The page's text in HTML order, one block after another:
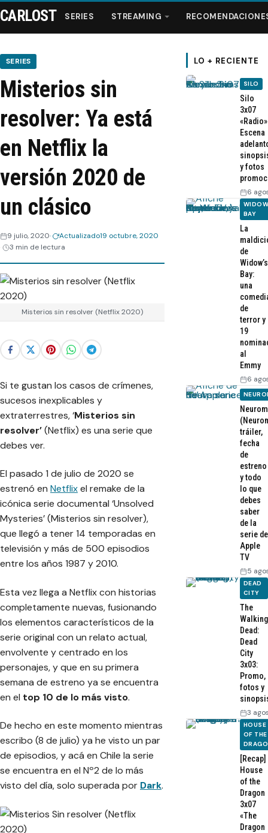
Series
Streaming
Recomendaciones
CARLOST SERIES STREAMING
SERIES
Misterios sin
resolver: Ya está
en Netflix la
versión 2020 de
un clásico
9 julio, 2020 Actualizado19 octubre, 2020
3 min de lectura
Misterios sin resolver (Netflix 2020)
Si te gustan los casos de crímenes,
sucesos inexplicables y
extraterrestres, ‘Misterios sin
resolver’(Netflix) es una serie que
debes ver.
El pasado 1 de julio de 2020 se
estrenó en Netflixel remake de la
icónica serie documental ‘Unsolved
Mysteries’ (Misterios sin resolver),
que llegó a tener 14 temporadas en
televisión y más de 500 episodios
entre los años 1987 y 2010.
Esta vez llega a Netflix con historias
completamente nuevas, fusionando
los elementos característicos de la
serie original con un relato actual,
envolvente y centrado en los
personajes, y que en su primera
semana de estreno ya se encuentra
en el top 10 de lo más visto.
De hecho en este momento mientras
escribo (8 de julio) ya he visto un par
de episodios, y acá en Chile la serie
se encuentra en el Nº2 de lo más
visto del día, solo superada por Dark.
LO + RECIENTE
SILO
Silo
3x07
Escena
y fotos
6
BAY
La
de
Widow’s
Bay:
una
de
terror y
19
al
Emmy
6
tráiler,
fecha
de
estreno
y todo
lo que
debes
saber
de la
serie de
Apple
TV
5
DEAD
CITY
The
Walking
Dead:
Dead
City
3x03:
Promo,
fotos y
3
HOUSE
OF THE
[Recap]
House
of the
Dragon
3x07
«The
Dragon